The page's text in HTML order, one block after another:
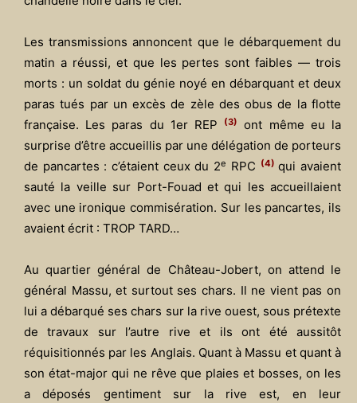
Les transmissions annoncent que le débarquement du
matin a réussi, et que les pertes sont faibles — trois
morts : un soldat du génie noyé en débarquant et deux
paras tués par un excès de zèle des obus de la flotte
française. Les paras du 1er REP
(3)
ont même eu la
surprise d’être accueillis par une délégation de porteurs
de pancartes : c’étaient ceux du 2e RPC (4) qui avaient
sauté la veille sur Port-Fouad et qui les accueillaient
avec une ironique commisération. Sur les pancartes, ils
avaient écrit : TROP TARD…
Au quartier général de Château-Jobert, on attend le
général Massu, et surtout ses chars. Il ne vient pas on
lui a débarqué ses chars sur la rive ouest, sous prétexte
de travaux sur l’autre rive et ils ont été aussitôt
réquisitionnés par les Anglais. Quant à Massu et quant à
son état-major qui ne rêve que plaies et bosses, on les
a déposés gentiment sur la rive est, en leur